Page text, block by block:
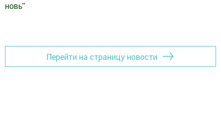
новь"
Перейти на страницу новости